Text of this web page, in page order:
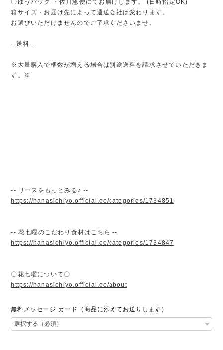
〇ゆうパック ・佐川急便にてお届けします。 (日時指定OK)
箱サイズ・お届け先によって運送会社は変わります。
お選びいただけませんのでご了承くださいませ。
--送料--
※大量購入で梱数が増える場合は別途送料を請求させていただきま
す。※
-- リースをもっとみる♪ --
https://hanasichiyo.official.ec/categories/1734851
-- 花七曜のこだわり食材はこちら --
https://hanasichiyo.official.ec/categories/1734847
〇花七曜について〇
https://hanasichiyo.official.ec/about
無料メッセージ カード（商品に添えてお送りします）